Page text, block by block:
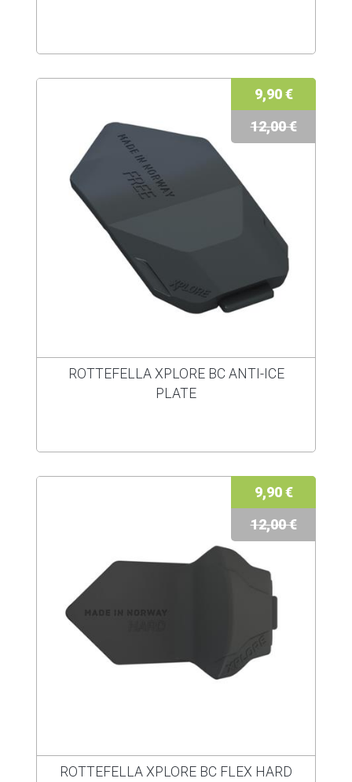
9,90 €
12,00 €
ROTTEFELLA XPLORE BC ANTI-ICE
PLATE
9,90 €
12,00 €
ROTTEFELLA XPLORE BC FLEX HARD